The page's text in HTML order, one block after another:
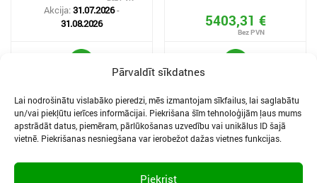
Pārvaldīt sīkdatnes
Lai nodrošinātu vislabāko pieredzi, mēs izmantojam sīkfailus, lai saglabātu
un/vai piekļūtu ierīces informācijai. Piekrišana šīm tehnoloģijām ļaus mums
apstrādāt datus, piemēram, pārlūkošanas uzvedību vai unikālus ID šajā
vietnē. Piekrišanas nesniegšana var ierobežot dažas vietnes funkcijas.
Piekrist
Akcija:31.07.2026-
31.08.2026
5403,31 €
LIETOŠANAS NOTEIKUMI